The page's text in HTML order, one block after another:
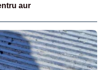
aur